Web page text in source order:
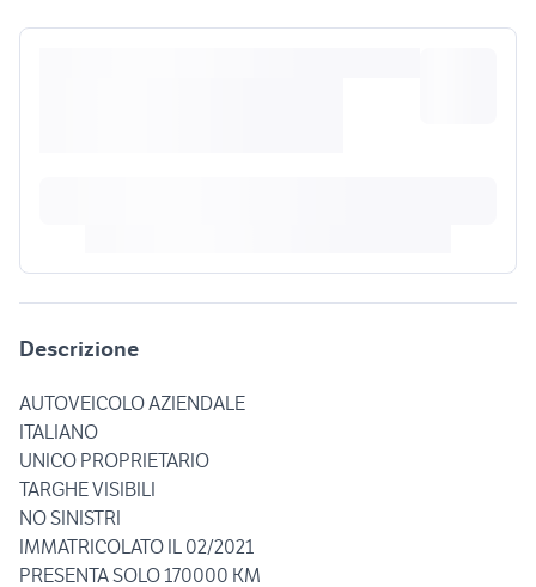
Descrizione
AUTOVEICOLO AZIENDALE
ITALIANO
UNICO PROPRIETARIO
TARGHE VISIBILI
NO SINISTRI
IMMATRICOLATO IL 02/2021
PRESENTA SOLO 170000 KM